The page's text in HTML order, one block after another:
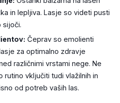
in lepljiva. Lasje so videti pusti
sijoči.
Čeprav so emolienti
za optimalno zdravje
različnimi vrstami nege. Ne
vključiti tudi vlažilnih in
od potreb vaših las.